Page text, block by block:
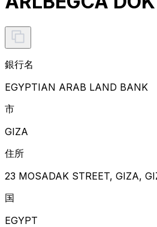
銀行名
EGYPTIAN ARAB LAND BANK
市
GIZA
住所
23 MOSADAK STREET, GIZA,
国
EGYPT